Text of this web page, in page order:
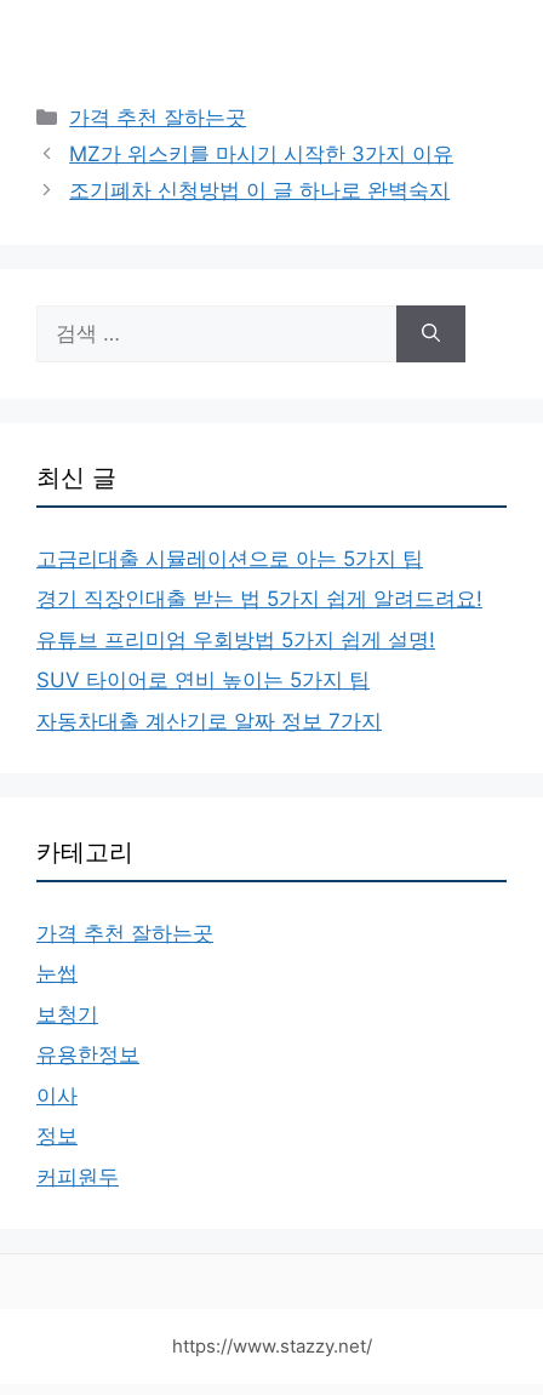
카
테
리
가격 추천 잘하는곳
MZ가 위스키를 마시기 시작한 3가지 이유
조기폐차 신청방법 이 글 하나로 완벽숙지
색:
최신 글
고금리대출 시뮬레이션으로 아는 5가지 팁
경기 직장인대출 받는 법 5가지 쉽게 알려드려요!
유튜브 프리미엄 우회방법 5가지 쉽게 설명!
SUV 타이어로 연비 높이는 5가지 팁
자동차대출 계산기로 알짜 정보 7가지
카테고리
가격 추천 잘하는곳
눈썹
보청기
유용한정보
이사
정보
커피원두
https://www.stazzy.net/